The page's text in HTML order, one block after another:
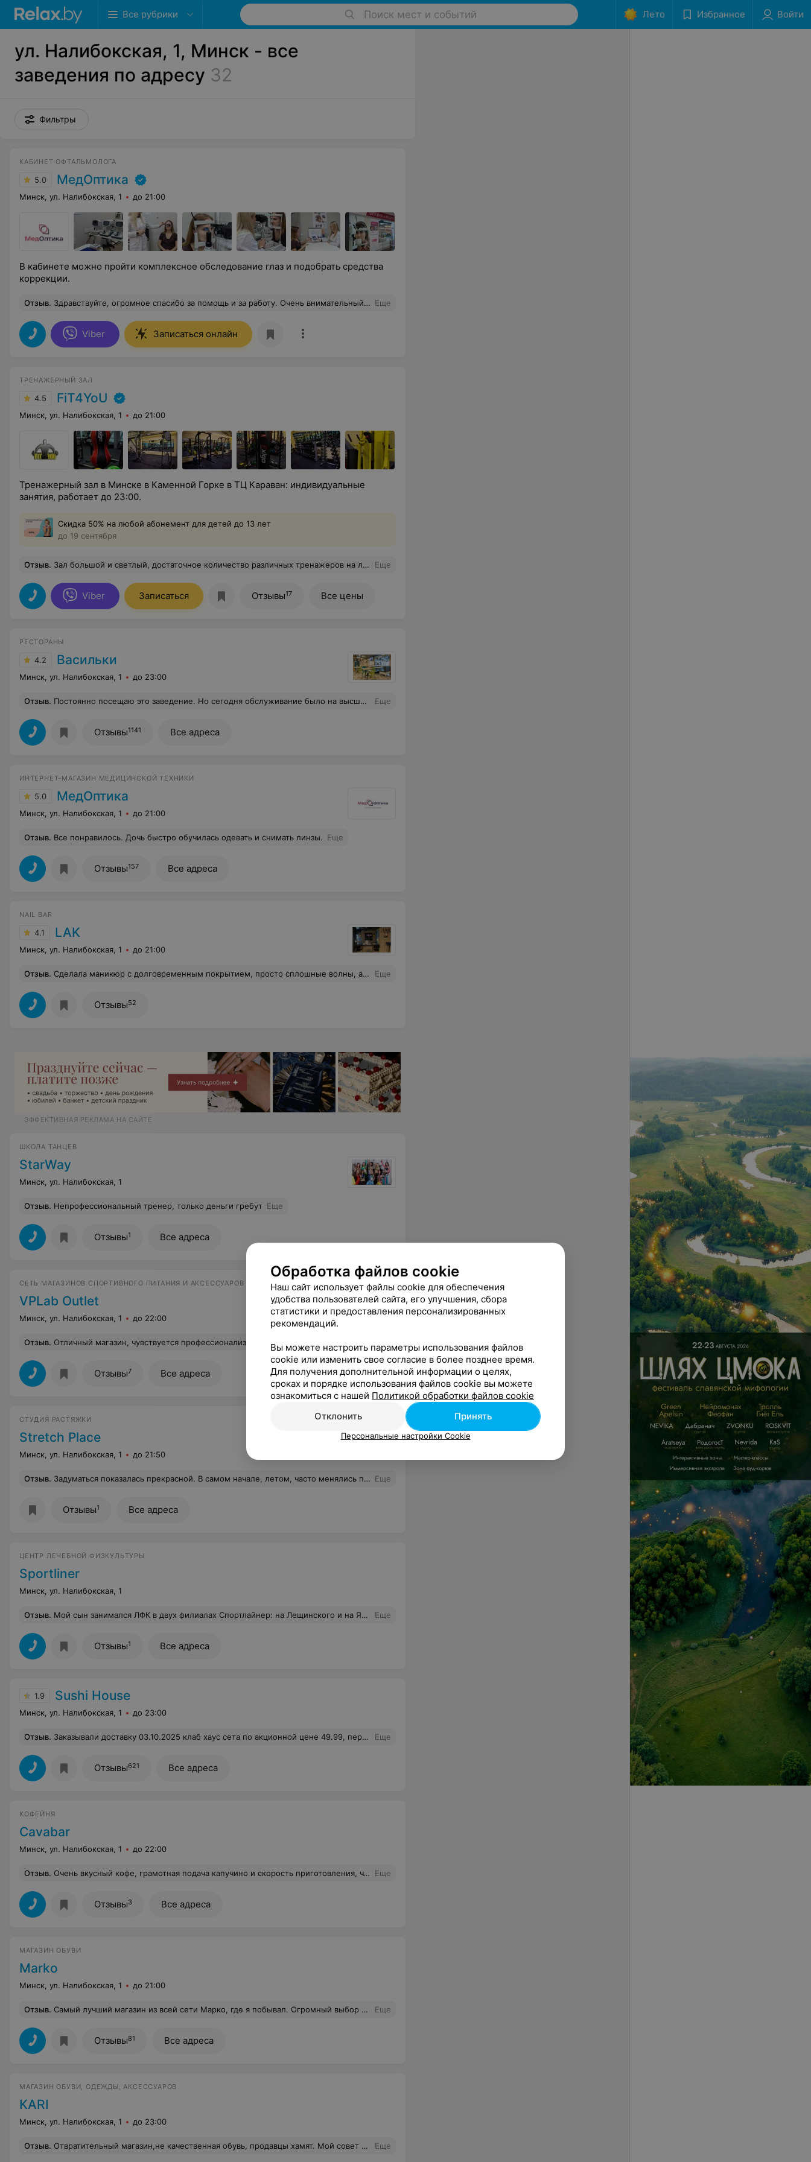
Все рубрики Поиск мест и событий Лето Избранное Войти
ул. Налибокская, 1, Минск - все
заведения по адресу 32
Фильтры
КАБИНЕТ ОФТАЛЬМОЛОГА
5.0 МедОптика
Минск, ул. Налибокская, 1 до 21:00
В кабинете можно пройти комплексное обследование глаз и подобрать средства
коррекции.
Отзыв. Здравствуйте, огромное спасибо за помощь и за работу. Очень внимательный, вежливый человек. Линзы подобрали идеально, нет сухости и усталости в глазах. Еще
Viber Записаться онлайн
ТРЕНАЖЕРНЫЙ ЗАЛ
4.5 FiT4YoU
Минск, ул. Налибокская, 1 до 21:00
Тренажерный зал в Минске в Каменной Горке в ТЦ Караван: индивидуальные
занятия, работает до 23:00.
Скидка 50% на любой абонемент для детей до 13 лет
до 19 сентября
Отзыв. Зал большой и светлый, достаточное количество различных тренажеров на любой вкус, все в отличном состоянии. Вентиляция работает исправно, даже при большом количестве тренирующихся в зале не душно.Персонал приветлив. Видно, что залом руководство интересуется, так как периодически добавляются различные ништячки для тренировок. Не смотря на то, что живу я совсем не близко, предпочитаю именно этот зал. Есть с чем сравнивать) Еще
Viber Записаться Отзывы17 Все цены
РЕСТОРАНЫ
4.2 Васильки
Минск, ул. Налибокская, 1 до 23:00
Отзыв. Постоянно посещаю это заведение. Но сегодня обслуживание было на высшем уровне. Очень благодарна за работу официантке Арине котороя отнеслась к моему ребенку как к особому клиенту. Было очень приятно. Спасибо за такое обслуживание. Еще
Отзывы1141 Все адреса
ИНТЕРНЕТ-МАГАЗИН МЕДИЦИНСКОЙ ТЕХНИКИ
5.0 МедОптика
Минск, ул. Налибокская, 1 до 21:00
Отзыв. Все понравилось. Дочь быстро обучилась одевать и снимать линзы. Еще
Отзывы157 Все адреса
NAIL BAR
4.1 LAK
Минск, ул. Налибокская, 1 до 21:00
Отзыв. Сделала маникюр с долговременным покрытием, просто сплошные волны, а мастер Ольга В. расхваливала себя, как супер мастера. Не рекомендую ходить на Налибокскую 1, к мастеру Ольге В. Еще
Отзывы52
ЭФФЕКТИВНАЯ РЕКЛАМА НА САЙТЕ
ШКОЛА ТАНЦЕВ
StarWay
Минск, ул. Налибокская, 1
Отзыв. Непрофессиональный тренер, только деньги гребут Еще
Отзывы1 Все адреса
СЕТЬ МАГАЗИНОВ СПОРТИВНОГО ПИТАНИЯ И АКСЕССУАРОВ
VPLab Outlet
Минск, ул. Налибокская, 1 до 22:00
Отзыв. Отличный магазин, чувствуется профессионализм консультанта. Спасибо
Отзывы7 Все адреса
СТУДИЯ РАСТЯЖКИ
Stretch Place
Минск, ул. Налибокская, 1 до 21:50
Отзыв. Задуматься показалась прекрасной. В самом начале, летом, часто менялись преподаватели, она из них говорила - ой, быстрей бы уйти уже на каменную горку, мне так не нравится в Сухарево и тд. Каждая новая девочка говорила, что коллеги нас учат не так, и именно она покажет, как надо. Из минусов также - постоянный запах пота в помещении, возможно, потому как я приходила вечером, а это накопление за день) но было прям фу. Но потом пришла преподаватель Маргарита - и она супер, ей лично пять звёзд! Прямо солнышко! Потом я сломала пальцы - написала в инсту, что не смогу ходить, на что у меня попросили справку, чтоб отложить абонемент на более позднее время, но в первые дни травмы тебе больно и как-то не хочется опять идти в поликлинику, сидеть в очереди, чтоб показать справку в студию растяжки. Попросили сфоткать травму) не знаю, насколько это даже этично. Меня это очень смутило. Я просто решила после выздоровления уйти в соседнее здание в другую студию. Еще
Отзывы1 Все адреса
ЦЕНТР ЛЕЧЕБНОЙ ФИЗКУЛЬТУРЫ
Sportliner
Минск, ул. Налибокская, 1
Отзыв. Мой сын занимался ЛФК в двух филиалах Спортлайнер: на Лещинского и на Янковского. Опыт на Лещинского и в принципе с организацией был положительным, на Янковского же отрицательным - грубая в коммуникации инструктор. Не рекомендую группу на Янковского, к сожалению. Еще
Отзывы1 Все адреса
1.9 Sushi House
Минск, ул. Налибокская, 1 до 23:00
Отзыв. Заказывали доставку 03.10.2025 клаб хаус сета по акционной цене 49.99, перезвонил менеджер и подтвердил заказ и цену 49.99. По итогу приехал курьер и не назвав вслух сумму сказал "прикладывайте пжл карту", я спросила "сумма же 49.99?!". "нет, у вас сумма заказа 68.99" и показала мне чек, где указана такая сумма. Я ей показала акцию на сайте и приложении , а также что у меня в приложении 49.99, она сказала что не может мне по такой цене отдать его. Звонили в колл центр-не сняли трубку, я готова была отказаться так как это наглый обман, но курьер смогла пробить мне по 49.99. Очень неприятное впечатление осталось и потратили лишние 15 минут на разбирательства, а заказ был на романтический ужин и нужен был ко времени. Почему курьеры не озвучивают суммы заказа, а сразу говорят прикладывать карту? потом бы возврат делали?! или наличными вернули деньги? Акции на сайте получается обман? выбиваете чеки по полной стоимости?? Еще
Отзывы621 Все адреса
КОФЕЙНЯ
Cavabar
Минск, ул. Налибокская, 1 до 22:00
Отзыв. Очень вкусный кофе, грамотная подача капучино и скорость приготовления, что немаловажно при наличии большого наплыва клиентов в час-пик, но особую роль играет отношение и заряд позитива бариста Леночки! С каждым разом заряд позитива этой милой девушки помогает решать рабочие вопросы на протяжении всего дня и появляется желание приходить в эту кофейню снова и снова. Благодарность директорам данной сети, которые умею грамотно строить бизнес. Еще
Отзывы3 Все адреса
МАГАЗИН ОБУВИ
Marko
Минск, ул. Налибокская, 1 до 21:00
Отзыв. Самый лучший магазин из всей сети Марко, где я побывал. Огромный выбор обуви (искал туфли классика) и очень профессиональный подход продавцов. Отдельное спасибо Администратору! Очень спешил и не написал благодарность в книгу, каюсь. Еще
Отзывы81 Все адреса
МАГАЗИН ОБУВИ, ОДЕЖДЫ, АКСЕССУАРОВ
KARI
Минск, ул. Налибокская, 1 до 23:00
Отзыв. Отвратительный магазин,не качественная обувь, продавцы хамят. Мой совет не покупайте там обувь сбережёте и деньги, и время и свои нервы. Купили ребенку обувь зимнюю 12 октября 2021г. Начали носить только в конце ноября. Оказалась с браком. Выявели брак только во время носки и то за 4 раза носки. 2 раза одели в сухую, морозную погоду, потом не насили т.к. было тепло. Выпал снег в начале декабря 2021г. одели 2 раза и поняли что текут в раёне стельки т.к. у ребенка колготки были мокрые по стопе. 8 декабря 2021г. привезли в магазин объяснили ситуацию, на что было сказано что текут они сверху, (но как такое может быть, если колготки сверху сухие, а по стопе все мокрое ???) и вообще не текут только резиновые сапоги. Под напором взяли на проверку качества. Сказали что сообщат через 5 - 7 дней. 21 декабря 2021г. ни ответа, ни привета. Пришлось ехать самой т.к. нет белорусского номера и связаться с ними не возможно. Приехала, подошла к продавцу, продавец позвала другого продавца и понеслась брехня про какую-то девушку которая только три дня как на работе, потом вообще про какую-то их IT-компанию. И вообще у нах возврат не работает по техническим причинам. В итоги отфутболили меня....Вот такое отношение к покупателям!!!!! Еще
Обработка файлов cookie
Наш сайт использует файлы cookie для обеспечения
удобства пользователей сайта, его улучшения, сбора
статистики и предоставления персонализированных
рекомендаций.
Вы можете настроить параметры использования файлов
cookie или изменить свое согласие в более позднее время.
Для получения дополнительной информации о целях,
сроках и порядке использования файлов cookie вы можете
ознакомиться с нашей Политикой обработки файлов cookie
Отклонить
Принять
Персональные настройки Cookie